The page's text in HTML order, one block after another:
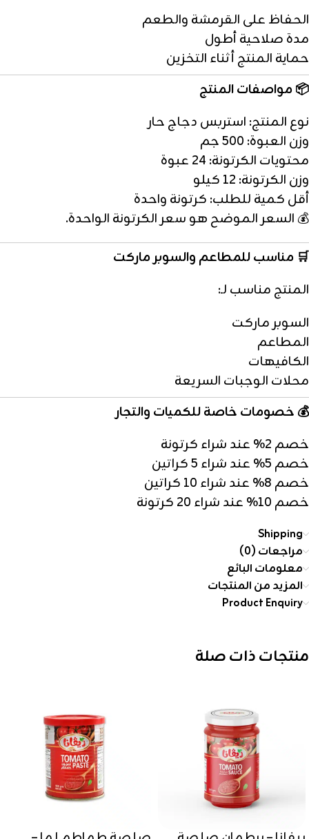
الحفاظ على القرمشة والطعم
مدة صلاحية أطول
حماية المنتج أثناء التخزين
📦 مواصفات المنتج
نوع المنتج: استربس دجاج حار
وزن العبوة: 500 جم
محتويات الكرتونة: 24 عبوة
وزن الكرتونة: 12 كيلو
أقل كمية للطلب: كرتونة واحدة
💰 السعر الموضح هو سعر الكرتونة الواحدة.
🛒 مناسب للمطاعم والسوبر ماركت
المنتج مناسب لـ:
السوبر ماركت
المطاعم
الكافيهات
محلات الوجبات السريعة
💰 خصومات خاصة للكميات والتجار
خصم 2% عند شراء كرتونة
خصم 5% عند شراء 5 كراتين
خصم 8% عند شراء 10 كراتين
خصم 10% عند شراء 20 كرتونة
Shipping
مراجعات (0)
معلومات البائع
المزيد من المنتجات
Product Enquiry
منتجات ذات صلة